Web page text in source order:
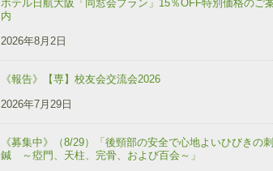
ホテル日航大阪「同窓会プラン」15％OFF特別価格のご
内
2026年8月2日
《報告》【専】校友会交流会2026
2026年7月29日
《募集中》（8/29）「後頸部の安全で心地よいひびきの刺
鍼 ～瘂門、天柱、完骨、および百会～」